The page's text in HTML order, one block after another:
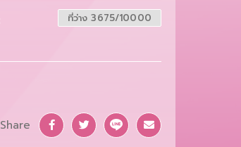
ที่ว่าง 3675/10000
Share